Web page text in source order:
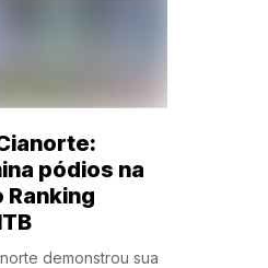
pódios na
demonstrou sua